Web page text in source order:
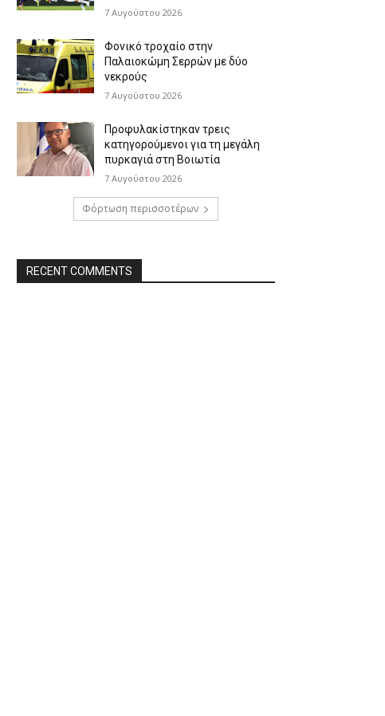
7 Αυγούστου 2026
Φονικό τροχαίο στην
Παλαιοκώμη Σερρών με δύο
νεκρούς
7 Αυγούστου 2026
Προφυλακίστηκαν τρεις
κατηγορούμενοι για τη μεγάλη
πυρκαγιά στη Βοιωτία
7 Αυγούστου 2026
Φόρτωση περισσοτέρων
RECENT COMMENTS